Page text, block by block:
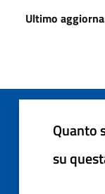
Ultimo
Quanto
su